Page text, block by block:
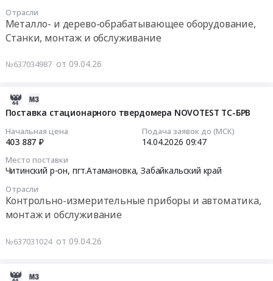
250.
Отрасли
Металло- и дерево-обрабатывающее оборудование,
Станки, монтаж и обслуживание
№637034987 от 09.04.26
Поставка стационарного твердомера NOVOTEST ТС-БРВ
Начальная цена
403 887 ₽
Подача заявок до (МСК)
14.04.2026 09:47
Место поставки
Читинский р-он, пгт.Атамановка,Забайкальский край
Отрасли
Контрольно-измерительные приборы и автоматика,
монтаж и обслуживание
№637031024 от 09.04.26